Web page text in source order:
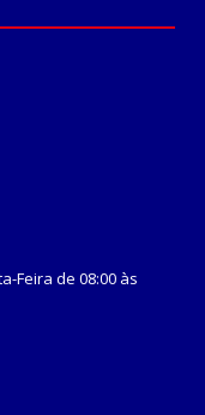
Feira de 08:00 às